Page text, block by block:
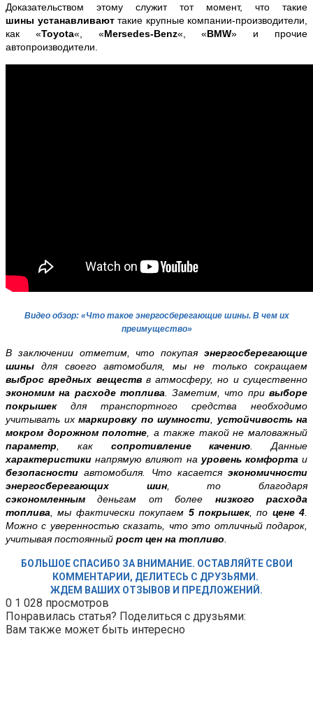
Доказательством этому служит тот момент, что такие
шины устанавливают такие крупные компании-производители,
как «Toyota«, «Mersedes-Benz«, «BMW» и прочие
автопроизводители.
Видео обзор: «Что такое энергосберегающие шины. В чем их
преимущество»
В заключении отметим, что покупая энергосберегающие
шины для своего автомобиля, мы не только сокращаем
выброс вредных веществв атмосферу, но и существенно
экономим на расходе топлива . Заметим, что привыборе
покрышекдля транспортного средства необходимо
учитывать их маркировку по шумности
устойчивость на
мокром дорожном полотне , а также такой не маловажный
параметр , как сопротивление качению . Данные
характеристикинапрямую влияют на уровень комфорта и
безопасности автомобиля. Что касается экономичности
энергосберегающих шин, то благодаря
сэкономленнымденьгам от более низкого расхода
топлива , мы фактически покупаем 5 покрышек, по цене 4
Можно с уверенностью сказать, что это отличный подарок,
учитывая постоянный рост цен на топливо
БОЛЬШОЕ СПАСИБО ЗА ВНИМАНИЕ. ОСТАВЛЯЙТЕ СВОИ
КОММЕНТАРИИ, ДЕЛИТЕСЬ С ДРУЗЬЯМИ.
ЖДЕМ ВАШИХ ОТЗЫВОВ И ПРЕДЛОЖЕНИЙ.
0 1 028 просмотров
Понравилась статья? Поделиться с друзьями:
Вам также может быть интересно